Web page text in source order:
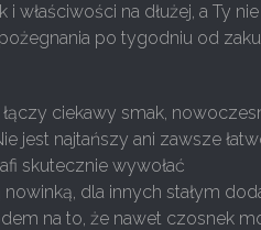
właściwości na dłużej, a Ty nie
po tygodniu od
ciekawy smak,
jest najtańszy ani zawsze
skutecznie wywołać
dla innych stałym
na to, że nawet czosnek